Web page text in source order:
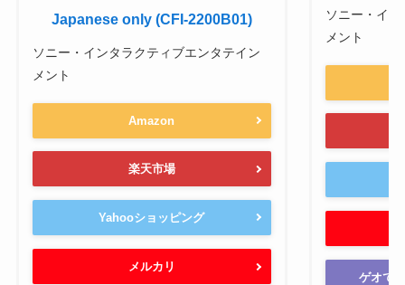
Japanese only (CFI-2200B01)
ソニー・インタラクティブエンタテイン
メント
Amazon
楽天市場
Yahooショッピング
メルカリ
ソニー・イ
メント
ゲオで